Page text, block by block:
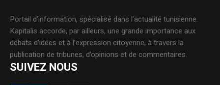
Portail d’information, spécialisé dans l’actualité tunisienne.
Kapitalis accorde, par ailleurs, une grande importance aux
débats d’idées et à l’expression citoyenne, à travers la
publication de tribunes, d’opinions et de commentaires.
SUIVEZ NOUS